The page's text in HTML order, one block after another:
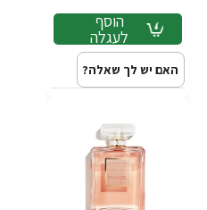
הוסף
לעגלה
האם יש לך שאלה?